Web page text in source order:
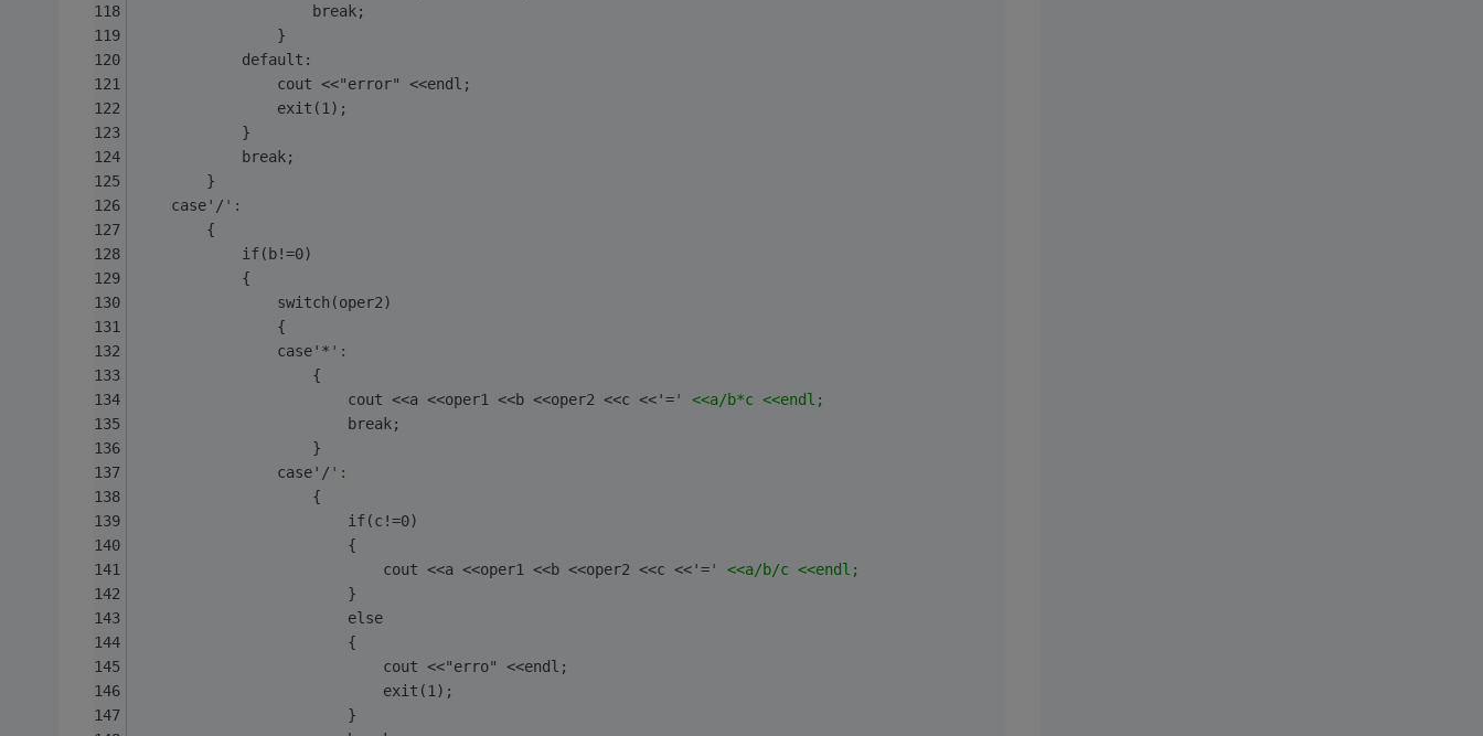
                    break;
                }
            default:
                cout <<"error" <<endl;
                exit(1);
            }
            break;
        }
    case'/
':
        {
            if(b!=0)
            {
                switch(oper2)
                {
                case'*
':
                    {
                        cout <<a <<oper1 <<b <<oper2 <<c <<'=
' <<a/b*c <<endl;
                        break;
                    }
                case'/
':
                    {
                        if(c!=0)
                        {
                            cout <<a <<oper1 <<b <<oper2 <<c <<'=
' <<a/b/c <<endl;
                        }
                        else
                        {
                            cout <<"erro" <<endl;
                            exit(1);
                        }